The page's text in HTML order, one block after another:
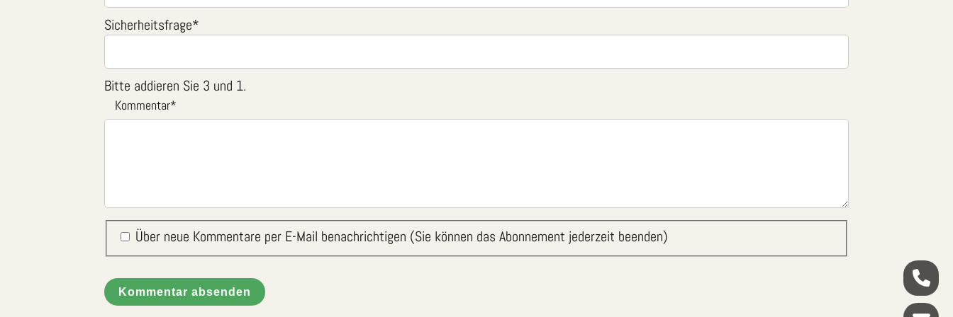
Sicherheitsfrage*
Bitte addieren Sie 3 und 1.
Kommentar*
Über neue Kommentare per E-Mail benachrichtigen (Sie können das Abonnement jederzeit beenden)
Kommentar absenden